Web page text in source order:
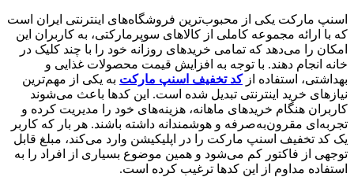
اسنپ مارکت یکی از محبوب‌ترین فروشگاه‌های اینترنتی ایران است
که با ارائه مجموعه کاملی از کالاهای سوپرمارکتی، به کاربران این
امکان را می‌دهد که تمامی خریدهای روزانه خود را با چند کلیک در
خانه انجام دهند. با توجه به افزایش قیمت محصولات غذایی و
بهداشتی، استفاده ازکد تخفیف اسنپ مارکت به یکی از مهم‌ترین
نیازهای خرید اینترنتی تبدیل شده است. این کدها باعث می‌شوند
کاربران هنگام خریدهای ماهانه، هزینه‌های خود را مدیریت کرده و
تجربه‌ای مقرون‌به‌صرفه و هوشمندانه داشته باشند. هر بار که کاربر
یک کد تخفیف اسنپ مارکت را در اپلیکیشن وارد می‌کند، مبلغ قابل
توجهی از فاکتور کم می‌شود و همین موضوع بسیاری از افراد را به
استفاده مداوم از این کدها ترغیب کرده است.